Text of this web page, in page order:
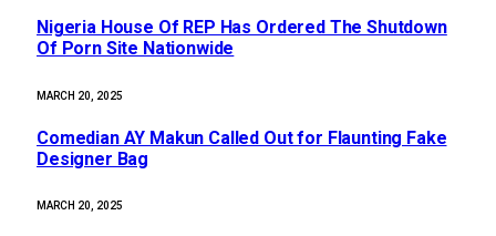
Nigeria House Of REP Has Ordered The Shutdown
Of Porn Site Nationwide
MARCH 20, 2025
Comedian AY Makun Called Out for Flaunting Fake
Designer Bag
MARCH 20, 2025